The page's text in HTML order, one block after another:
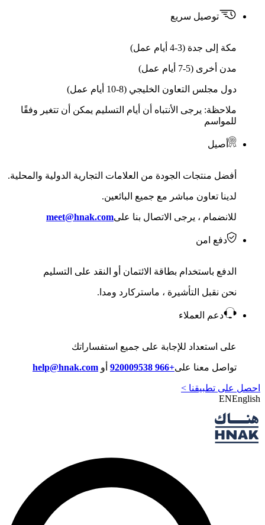
توصيل سريع
مكة إلى جدة (3-4 أيام عمل)
مدن أخرى (5-7 أيام عمل)
دول مجلس التعاون الخليجي (8-10 أيام عمل)
ملاحظة: يرجى الأنتباه أن أيام التسليم يمكن أن تتغير وفقًا
للمواسم
أصيل
أفضل منتجات الجودة من العلامات التجارية الدولية والمحلية.
لدينا تعاون مباشر مع جميع البائعين.
للانضمام ، يرجى الاتصال بنا علىmeet@hnak.com
دفع امن
الدفع باستخدام بطاقة الائتمان أو النقد على التسليم
نحن نقبل التأشيرة ، ماستركارد ومدا.
دعم العملاء
على استعداد للإجابة على جميع استفساراتك
تواصل معنا على+966 920009538 أو help@hnak.com
احصل على تطبيقنا >
ENEnglish